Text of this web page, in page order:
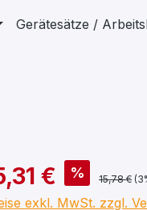
Gerätesätze /
€ % 15,78 €
exkl. MwSt. zzgl.